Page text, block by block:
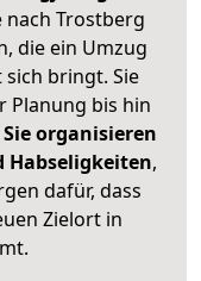
nach Trostberg
die ein Umzug
bringt. Sie
Planung bis hin
Sie organisieren
Habseligkeiten,
dafür, dass
Zielort in